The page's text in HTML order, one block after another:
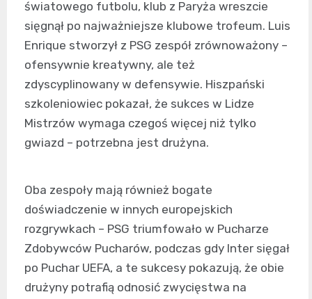
światowego futbolu, klub z Paryża wreszcie
sięgnął po najważniejsze klubowe trofeum. Luis
Enrique stworzył z PSG zespół zrównoważony –
ofensywnie kreatywny, ale też
zdyscyplinowany w defensywie. Hiszpański
szkoleniowiec pokazał, że sukces w Lidze
Mistrzów wymaga czegoś więcej niż tylko
gwiazd – potrzebna jest drużyna.
Oba zespoły mają również bogate
doświadczenie w innych europejskich
rozgrywkach – PSG triumfowało w Pucharze
Zdobywców Pucharów, podczas gdy Inter sięgał
po Puchar UEFA, a te sukcesy pokazują, że obie
drużyny potrafią odnosić zwycięstwa na